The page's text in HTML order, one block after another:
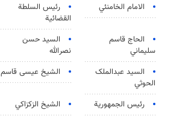
الامام الخامنئي
رئیس السلطة
القضائیة
الحاج قاسم
سليماني
السيد حسن
نصرالله
السید عبدالملک
الحوثي
الشيخ عيسى قاسم
رئيس الجمهورية الشيخ الزكزاكي